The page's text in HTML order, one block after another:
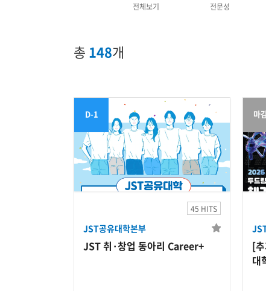
전체보기 전문성
총 148개
D-1
45 HITS
JST공유대학본부
JST 취·창업 동아리 Career+
JST공유대학본부
JST 취·창업 동아리
2026.08.03(월)
개인
마
[
대